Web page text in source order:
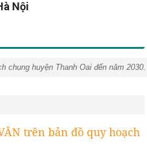
Nội
chung huyện Thanh Oai đến năm 2030.
trên bản đồ quy hoạch